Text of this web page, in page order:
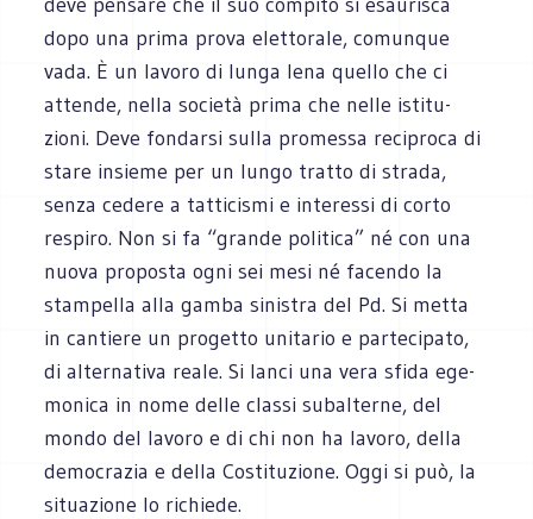
dopo una prima prova elet­to­rale, comun­que
vada. È un lavoro di lunga lena quello che ci
attende, nella società prima che nelle isti­tu­
zioni. Deve fon­darsi sulla pro­messa reci­proca di
stare insieme per un lungo tratto di strada,
senza cedere a tat­ti­ci­smi e inte­ressi di corto
respiro. Non si fa “grande poli­tica” né con una
nuova pro­po­sta ogni sei mesi né facendo la
stam­pella alla gamba sini­stra del Pd. Si metta
in can­tiere un pro­getto uni­ta­rio e par­te­ci­pato,
di alter­na­tiva reale. Si lanci una vera sfida ege­
mo­nica in nome delle classi subal­terne, del
mondo del lavoro e di chi non ha lavoro, della
demo­cra­zia e della Costi­tu­zione. Oggi si può, la
situa­zione lo richiede.